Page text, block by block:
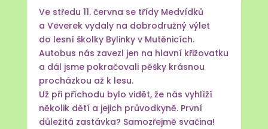
Ve středu 11. června se třídy Medvídků
a Veverek vydaly na dobrodružný výlet
do lesní školky Bylinky v Mutěnicích.
Autobus nás zavezl jen na hlavní křižovatku
a dál jsme pokračovali pěšky krásnou
procházkou až k lesu.
Už při příchodu bylo vidět, že nás vyhlíží
několik dětí a jejich průvodkyně. První
důležitá zastávka? Samozřejmě svačina!